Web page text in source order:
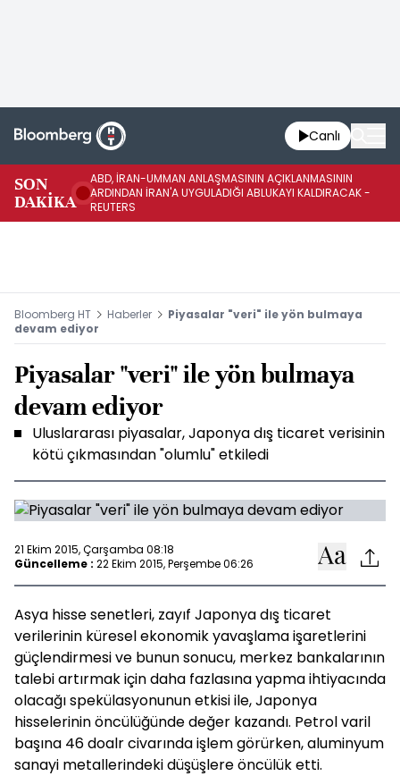
Canlı
SON
DAKİKA
ABD, İRAN-UMMAN ANLAŞMASININ AÇIKLANMASININ
ARDINDAN İRAN'A UYGULADIĞI ABLUKAYI KALDIRACAK -
REUTERS
Bloomberg HT Haberler
Piyasalar "veri" ile yön bulmaya
devam ediyor
Piyasalar "veri" ile yön bulmaya
devam ediyor
Uluslararası piyasalar, Japonya dış ticaret verisinin
kötü çıkmasından "olumlu" etkiledi
21 Ekim 2015, Çarşamba 08:18
Güncelleme : 22 Ekim 2015, Perşembe 06:26
Asya hisse senetleri, zayıf Japonya dış ticaret
verilerinin küresel ekonomik yavaşlama işaretlerini
güçlendirmesi ve bunun sonucu, merkez bankalarının
talebi artırmak için daha fazlasına yapma ihtiyacında
olacağı spekülasyonunun etkisi ile, Japonya
hisselerinin öncülüğünde değer kazandı. Petrol varil
başına 46 doalr civarında işlem görürken, aluminyum
sanayi metallerindeki düşüşlere öncülük etti.